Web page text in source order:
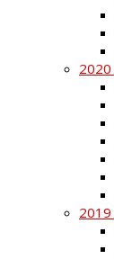
2020
2019